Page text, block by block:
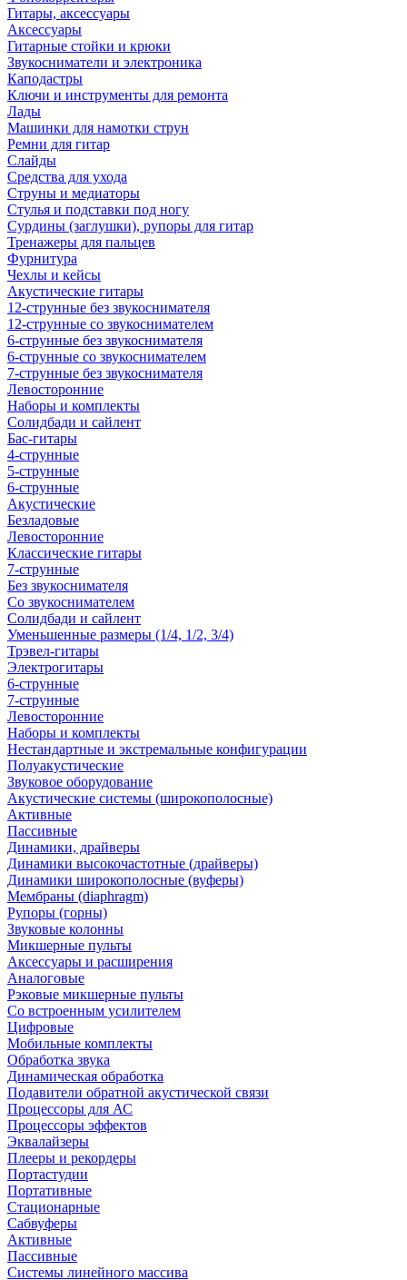
Гитары, аксессуары
Аксессуары
Гитарные стойки и крюки
Звукосниматели и электроника
Каподастры
Ключи и инструменты для ремонта
Лады
Машинки для намотки струн
Ремни для гитар
Слайды
Средства для ухода
Струны и медиаторы
Стулья и подставки под ногу
Сурдины (заглушки), рупоры для гитар
Тренажеры для пальцев
Фурнитура
Чехлы и кейсы
Акустические гитары
12-струнные без звукоснимателя
12-струнные со звукоснимателем
6-струнные без звукоснимателя
6-струнные со звукоснимателем
7-струнные без звукоснимателя
Левосторонние
Наборы и комплекты
Солидбади и сайлент
Бас-гитары
4-струнные
5-струнные
6-струнные
Акустические
Безладовые
Левосторонние
Классические гитары
7-струнные
Без звукоснимателя
Со звукоснимателем
Солидбади и сайлент
Уменьшенные размеры (1/4, 1/2, 3/4)
Трэвел-гитары
Электрогитары
6-струнные
7-струнные
Левосторонние
Наборы и комплекты
Нестандартные и экстремальные конфигурации
Полуакустические
Звуковое оборудование
Акустические системы (широкополосные)
Активные
Пассивные
Динамики, драйверы
Динамики высокочастотные (драйверы)
Динамики широкополосные (вуферы)
Мембраны (diaphragm)
Рупоры (горны)
Звуковые колонны
Микшерные пульты
Аксессуары и расширения
Аналоговые
Рэковые микшерные пульты
Со встроенным усилителем
Цифровые
Мобильные комплекты
Обработка звука
Динамическая обработка
Подавители обратной акустической связи
Процессоры для АС
Процессоры эффектов
Эквалайзеры
Плееры и рекордеры
Портастудии
Портативные
Стационарные
Сабвуферы
Активные
Пассивные
Системы линейного массива